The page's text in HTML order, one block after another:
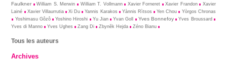
Faulkner
William S. Merwin William T. Vollmann Xavier Forneret Xavier Frandon
Xavier
Lainé
Xavier Villaurrutia Xi Du Yannis Karakos Yànnis Rìtsos Yen Chou
Yòrgos Chronas
Yoshimasu Gôzô
Yoshino Hiroshi Yu Jian Yvan Goll Yves Bonnefoy
Yves Broussard
Yves di Manno
Yves Ughes Zang Di Zbynĕk Hejda Zéno Bianu
Tous les auteurs
Archives